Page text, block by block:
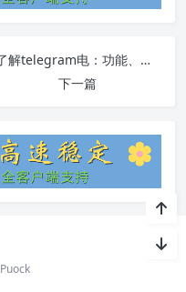
了解telegram电：功能、特点与使用方法
下一篇
Puock